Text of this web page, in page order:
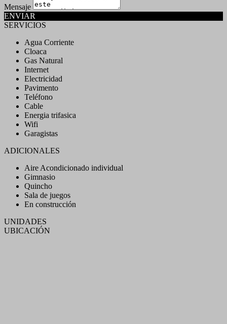
Mensaje
ENVIAR
SERVICIOS
Agua Corriente
Cloaca
Gas Natural
Internet
Electricidad
Pavimento
Teléfono
Cable
Energia trifasica
Wifi
Garagistas
ADICIONALES
Aire Acondicionado individual
Gimnasio
Quincho
Sala de juegos
En construcción
UNIDADES
UBICACIÓN